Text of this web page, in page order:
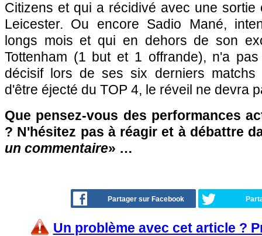
Citizens et qui a récidivé avec une sortie
Leicester. Ou encore Sadio Mané,
longs mois et qui en dehors de son
Tottenham (1 but et 1 offrande), n'a
décisif lors de ses six derniers matchs
d'être éjecté du TOP 4, le réveil ne devra
Que pensez-vous des performances
? N'hésitez pas à réagir et à débattre
un commentaire» …
Partager sur Facebook
Un problème avec cet article ?